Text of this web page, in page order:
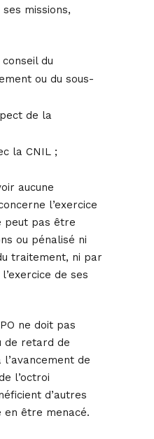
missions,
du
ou du sous-
de la
la CNIL ;
aucune
l’exercice
peut pas être
ou pénalisé ni
traitement, ni par
de ses
ne doit pas
de retard de
de
l’octroi
d’autres
être menacé.